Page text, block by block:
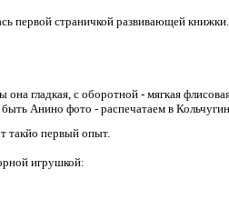
первой страничкой развивающей
гладкая, с оборотной - мягкая
Анино фото - распечатаем в
такйо первый опыт.
игрушкой: